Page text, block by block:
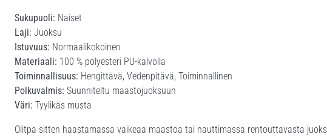
Sukupuoli: Naiset
Laji: Juoksu
Istuvuus: Normaalikokoinen
Materiaali: 100 % polyesteri PU-kalvolla
Toiminnallisuus: Hengittävä, Vedenpitävä, Toiminnallinen
Polkuvalmis: Suunniteltu maastojuoksuun
Väri: Tyylikäs musta
Olitpa sitten haastamassa vaikeaa maastoa tai nauttimassa rentouttavasta